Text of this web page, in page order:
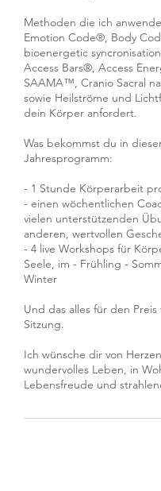
Methoden die ich
Emotion Code®, Body
bioenergetic
Access Bars®, Access
SAAMA™, Cranio Sacral
sowie Heilströme und
dein Körper anfordert.
Was bekommst du in
Jahresprogramm:
- 1 Stunde Körperarbeit
- einen wöchentlichen
vielen unterstützenden
anderen, wertvollen
- 4 live Workshops für
Seele, im - Frühling -
Winter
Und das alles für den Preis
Sitzung.
Ich wünsche dir von
wundervolles Leben, in
Lebensfreude und